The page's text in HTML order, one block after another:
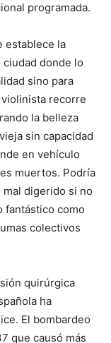
programada.
establece la
donde lo
sino para
recorre
la belleza
sin capacidad
en vehículo
muertos. Podría
digerido si no
fantástico como
colectivos
quirúrgica
ha
El bombardeo
que causó más